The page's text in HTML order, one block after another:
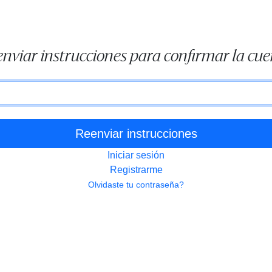
instrucciones para confirmar la
Email
Iniciar sesión
Registrarme
Olvidaste tu contraseña?